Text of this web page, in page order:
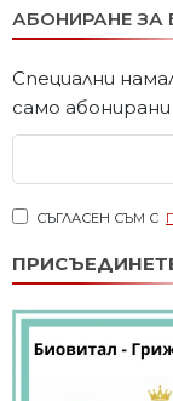
АБОНИРАНЕ ЗА
Специални
само
СЪГЛАСЕН СЪМ С